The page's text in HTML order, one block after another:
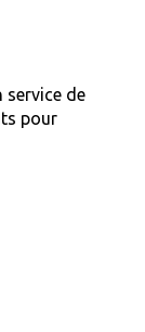
service de
pour